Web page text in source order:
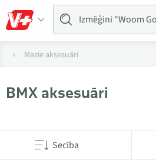
Mazie aksesuāri
BMX aksesuāri
Secība